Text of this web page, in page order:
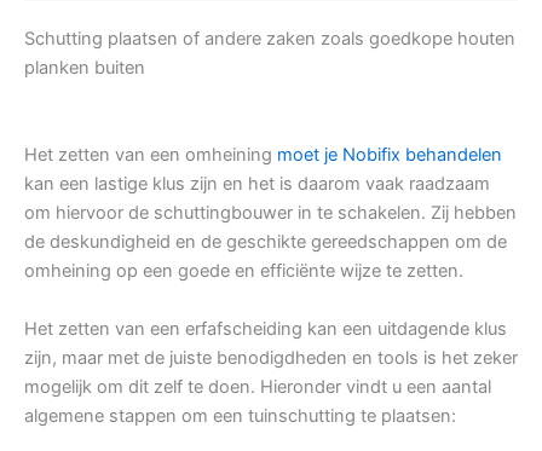
Schutting plaatsen of andere zaken zoals goedkope houten
planken buiten
Het zetten van een omheining moet je Nobifix behandelen
kan een lastige klus zijn en het is daarom vaak raadzaam
om hiervoor de schuttingbouwer in te schakelen. Zij hebben
de deskundigheid en de geschikte gereedschappen om de
omheining op een goede en efficiënte wijze te zetten.
Het zetten van een erfafscheiding kan een uitdagende klus
zijn, maar met de juiste benodigdheden en tools is het zeker
mogelijk om dit zelf te doen. Hieronder vindt u een aantal
algemene stappen om een tuinschutting te plaatsen: